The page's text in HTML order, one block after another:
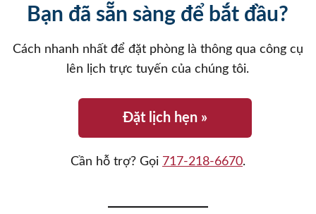
Bạn đã sẵn sàng để bắt đầu?
Cách nhanh nhất để đặt phòng là thông qua công cụ
lên lịch trực tuyến của chúng tôi.
Đặt lịch hẹn »
Cần hỗ trợ? Gọi 717-218-6670.